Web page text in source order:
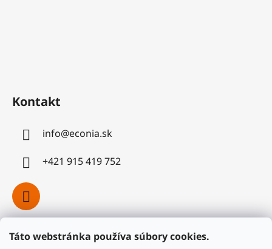
Táto webstránka používa súbory cookies.
Kontakt
info@econia.sk
+421 915 419 752
Facebook